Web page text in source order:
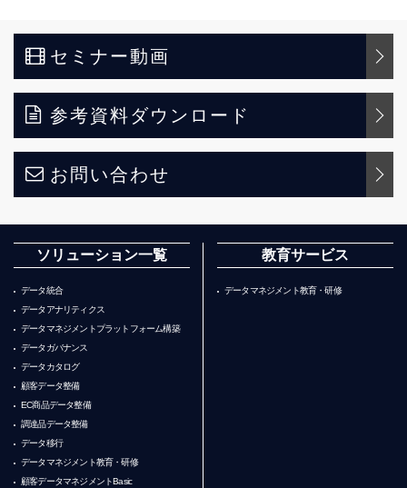
セミナー動画
参考資料ダウンロード
お問い合わせ
ソリューション一覧
データ統合
データアナリティクス
データマネジメントプラットフォーム構築
データガバナンス
データカタログ
顧客データ整備
EC商品データ整備
調達品データ整備
データ移行
データマネジメント教育・研修
顧客データマネジメントBasic
教育サービス
データマネジメント教育・研修